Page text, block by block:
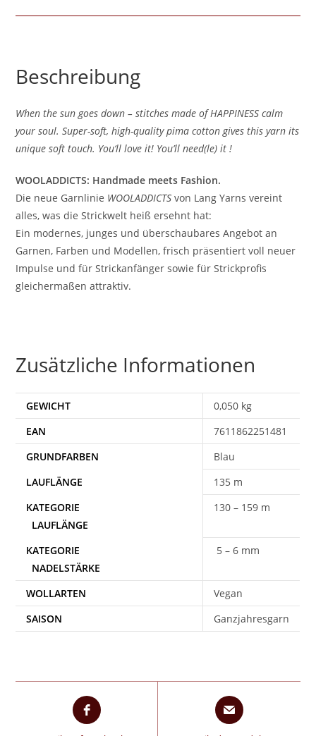
Beschreibung
When the sun goes down – stitches made of HAPPINESS calm
your soul. Super-soft, high-quality pima cotton gives this yarn its
unique soft touch. You‘ll love it! You’ll need(le) it !
WOOLADDICTS: Handmade meets Fashion.
Die neue Garnlinie WOOLADDICTS von Lang Yarns vereint
alles, was die Strickwelt heiß ersehnt hat:
Ein modernes, junges und überschaubares Angebot an
Garnen, Farben und Modellen, frisch präsentiert voll neuer
Impulse und für Strickanfänger sowie für Strickprofis
gleichermaßen attraktiv.
Zusätzliche Informationen
GEWICHT
0,050 kg
EAN
7611862251481
Blau
135 m
130 – 159 m
5 – 6 mm
WOLLARTEN
Vegan
SAISON
Ganzjahresgarn